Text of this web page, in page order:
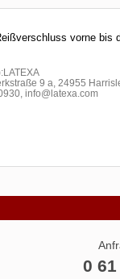
vorne bis
9 a, 24955
info@latexa.com
0